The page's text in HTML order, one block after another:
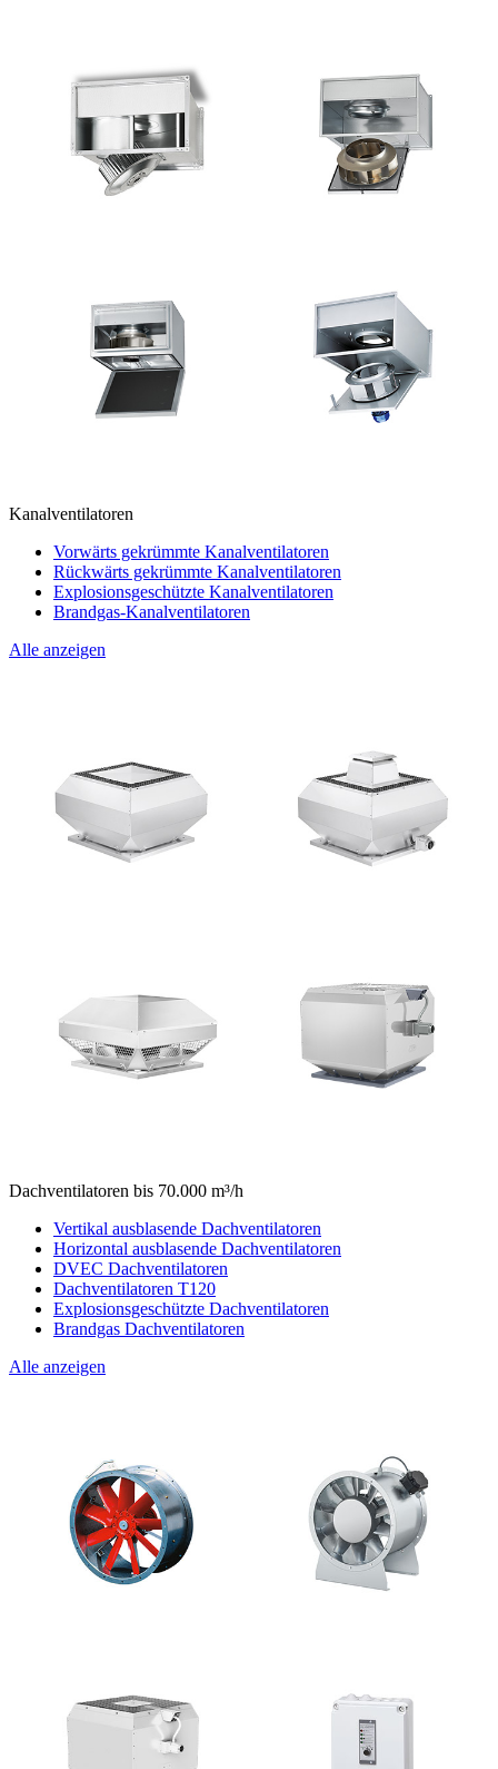
Kanalventilatoren
Vorwärts gekrümmte Kanalventilatoren
Rückwärts gekrümmte Kanalventilatoren
Explosionsgeschützte Kanalventilatoren
Brandgas-Kanalventilatoren
Alle anzeigen
Dachventilatoren bis 70.000 m³/h
Vertikal ausblasende Dachventilatoren
Horizontal ausblasende Dachventilatoren
DVEC Dachventilatoren
Dachventilatoren T120
Explosionsgeschützte Dachventilatoren
Brandgas Dachventilatoren
Alle anzeigen